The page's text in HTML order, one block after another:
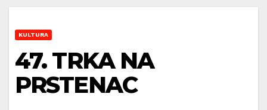
KULTURA
47. TRKA NA
PRSTENAC